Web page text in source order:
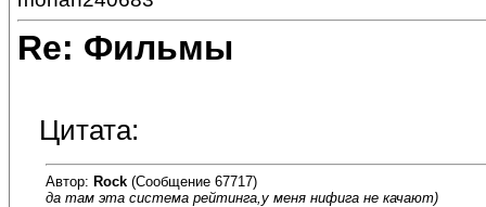
Re: Фильмы
Цитата:
Автор: Rock (Сообщение 67717)
да там эта система рейтинга,у меня нифига не качают)